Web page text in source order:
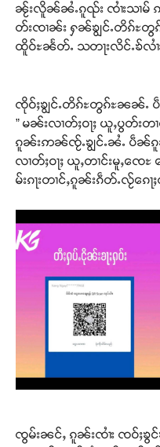
ၼႂ်းလိူၼ်ၼႆႉၵူၺ်း ၸၢႆးသၢမ်
တ်းၸၢၼ်း ႁၼ်ၶျွင်ႉတိၵ်ႊတွ
ထိူဝ်ႊၼႅတ်ႉ သတႃးလိင်ႉၶ်လ
ၸိုဝ်ႈၶျွင်ႉတိၵ်ႊတွၵ်ႊၼၼ်ႉ ပဵၼ်
” မၼ်းလၢတ်ႈဝႃႈ ယူႇပွတ်း
ၵူၼ်းဢၼ်ၸႂ်ႉၶျွင်ႉၼႆႉ ပဵၼ်ၵူၼ်
လၢတ်ႈဝႃႈ ယူႇတၢင်းမူႇၸေ
မ်းၵႃးတၢင်ႇၵူၼ်းၵဵတ်ႉလႂ်ၵေႃ
ၸွမ်းၼင်ႇ ၵူၼ်းၸၢႆး ၸဝ်ႈၶွ